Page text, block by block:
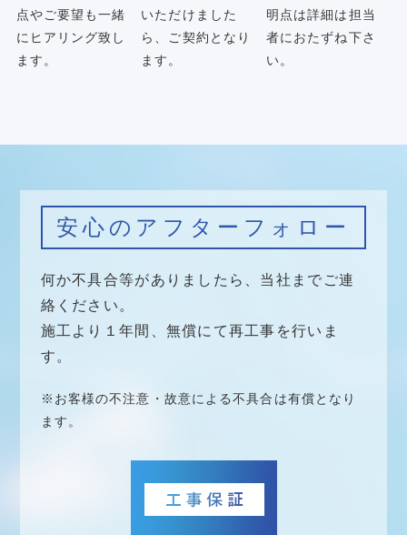
点やご要望も一緒
にヒアリング致し
ます。
いただけました
ら、ご契約となり
ます。
明点は詳細は担当
者におたずね下さ
い。
安心のアフターフォロー
何か不具合等がありましたら、当社までご連
絡ください。
施工より１年間、無償にて再工事を行いま
す。
※お客様の不注意・故意による不具合は有償となり
ます。